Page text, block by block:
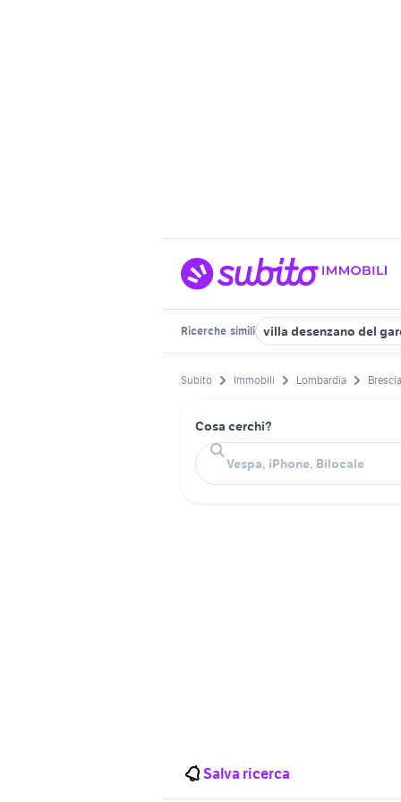
Ricerche simili villa desenzano del
Subito Immobili Lombardia
Cosa cerchi?
Salva ricerca